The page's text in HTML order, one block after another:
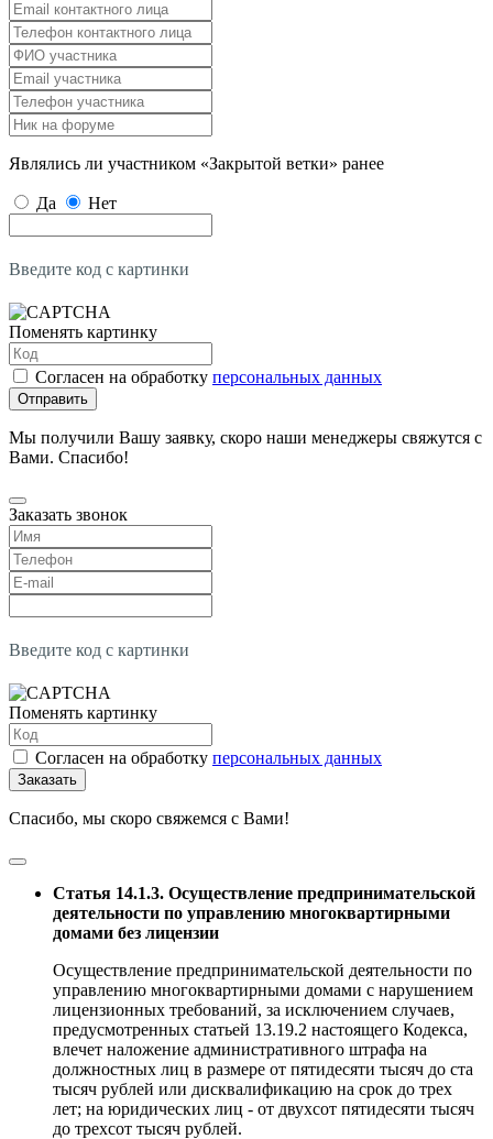
Являлись ли участником «Закрытой ветки» ранее
Да Нет
Введите код с картинки
Поменять картинку
Согласен на обработку персональных данных
Отправить
Мы получили Вашу заявку, скоро наши менеджеры свяжутся с
Вами. Спасибо!
Заказать звонок
Введите код с картинки
Поменять картинку
Согласен на обработку персональных данных
Заказать
Спасибо, мы скоро свяжемся с Вами!
Статья 14.1.3. Осуществление предпринимательской
деятельности по управлению многоквартирными
домами без лицензии
Осуществление предпринимательской деятельности по
управлению многоквартирными домами с нарушением
лицензионных требований, за исключением случаев,
предусмотренных статьей 13.19.2 настоящего Кодекса,
влечет наложение административного штрафа на
должностных лиц в размере от пятидесяти тысяч до ста
тысяч рублей или дисквалификацию на срок до трех
лет; на юридических лиц - от двухсот пятидесяти тысяч
до трехсот тысяч рублей.